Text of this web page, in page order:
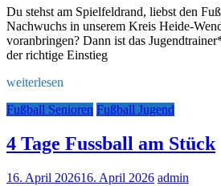
Du stehst am Spielfeldrand, liebst den
Nachwuchs in unserem Kreis Heide-
voranbringen? Dann ist das
der richtige Einstieg
weiterlesen
Fußball Senioren Fußball Jugend
4 Tage Fussball am Stück
16. April 202616. April 2026 admin